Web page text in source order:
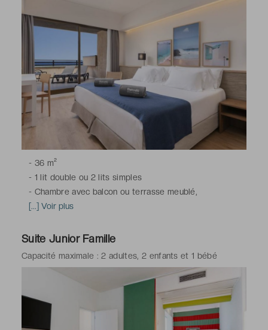
- 36 m²
- 1 lit double ou 2 lits simples
- Chambre avec balcon ou terrasse meublé,
climatisation, télévision à écran plat avec chaînes du
supplément), Wi-Fi
cheveux, peignoirs & chaussons, articles de toilette
[...] Voir plus
Suite Junior Famille
Capacité maximale : 2 adultes, 2 enfants et 1 bébé